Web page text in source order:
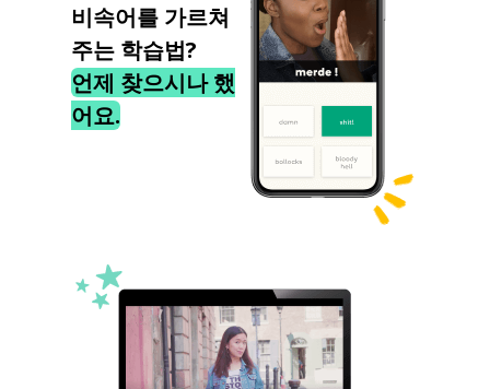
비속어를 가르쳐
주는 학습법?
언제 찾으시나 했
어요.